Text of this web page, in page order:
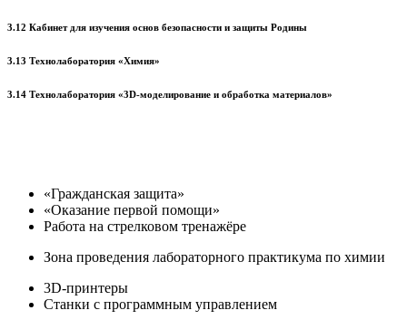
3.12 Кабинет для изучения основ безопасности и защиты Родины
3.13 Технолаборатория «Химия»
3.14 Технолаборатория «3D-моделирование и обработка материалов»
«Гражданская защита»
«Оказание первой помощи»
Работа на стрелковом тренажёре
Зона проведения лабораторного практикума по химии
3D-принтеры
Станки с программным управлением